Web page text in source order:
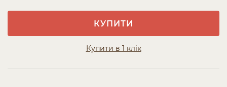
КУПИТИ
Купити в 1 клік